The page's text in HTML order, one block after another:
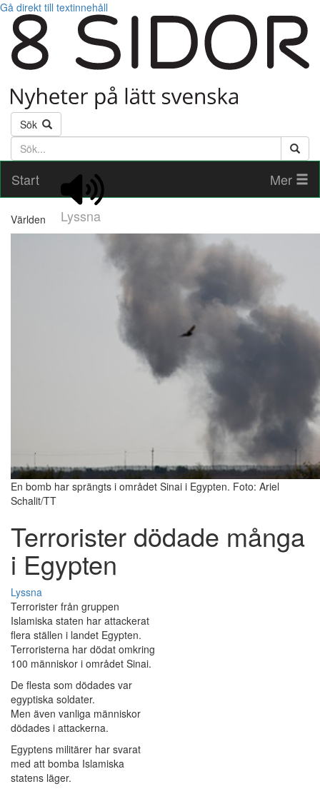
Gå direkt till textinnehåll
Sök
Söktext
Start
Lyssna
Mer
Världen
En bomb har sprängts i området Sinai i Egypten. Foto: Ariel
Schalit/TT
Terrorister dödade många
i Egypten
Lyssna
Terrorister från gruppen
Islamiska staten har attackerat
flera ställen i landet Egypten.
Terroristerna har dödat omkring
100 människor i området Sinai.
De flesta som dödades var
egyptiska soldater.
Men även vanliga människor
dödades i attackerna.
Egyptens militärer har svarat
med att bomba Islamiska
statens läger.